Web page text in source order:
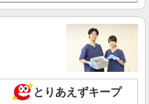
生活補助☆新たなスキルを身
♪
2062円 ＜日払い有/週払い有/交
ン代含む)＞
り：宇土駅】
とりあえずキープ